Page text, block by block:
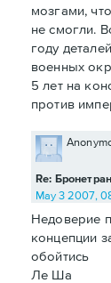
мозгами,
не смогли.
году
военных
5 лет на
против
Re:
May 3 2007,
Недоверие
концепции
обойтись
Ле Ша